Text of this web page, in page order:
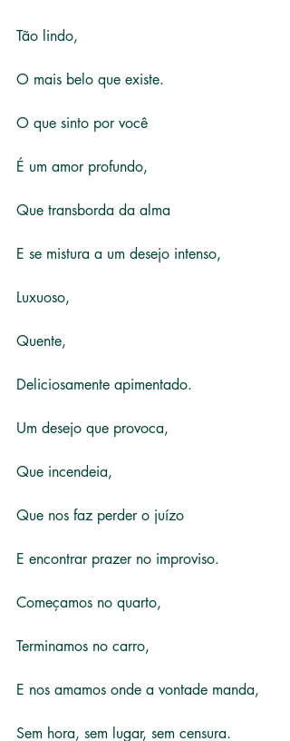
Tão lindo,
O mais belo que existe.
O que sinto por você
É um amor profundo,
Que transborda da alma
E se mistura a um desejo intenso,
Luxuoso,
Quente,
Deliciosamente apimentado.
Um desejo que provoca,
Que incendeia,
Que nos faz perder o juízo
E encontrar prazer no improviso.
Começamos no quarto,
Terminamos no carro,
E nos amamos onde a vontade manda,
Sem hora, sem lugar, sem censura.